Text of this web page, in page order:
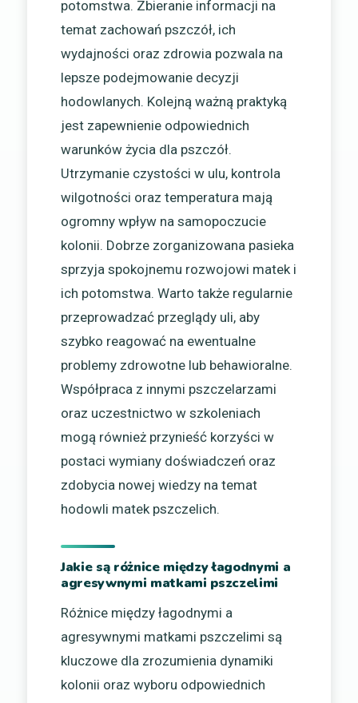
potomstwa. Zbieranie informacji na
temat zachowań pszczół, ich
wydajności oraz zdrowia pozwala na
lepsze podejmowanie decyzji
hodowlanych. Kolejną ważną praktyką
jest zapewnienie odpowiednich
warunków życia dla pszczół.
Utrzymanie czystości w ulu, kontrola
wilgotności oraz temperatura mają
ogromny wpływ na samopoczucie
kolonii. Dobrze zorganizowana pasieka
sprzyja spokojnemu rozwojowi matek i
ich potomstwa. Warto także regularnie
przeprowadzać przeglądy uli, aby
szybko reagować na ewentualne
problemy zdrowotne lub behawioralne.
Współpraca z innymi pszczelarzami
oraz uczestnictwo w szkoleniach
mogą również przynieść korzyści w
postaci wymiany doświadczeń oraz
zdobycia nowej wiedzy na temat
hodowli matek pszczelich.
Jakie są różnice między łagodnymi a
agresywnymi matkami pszczelimi
Różnice między łagodnymi a
agresywnymi matkami pszczelimi są
kluczowe dla zrozumienia dynamiki
kolonii oraz wyboru odpowiednich